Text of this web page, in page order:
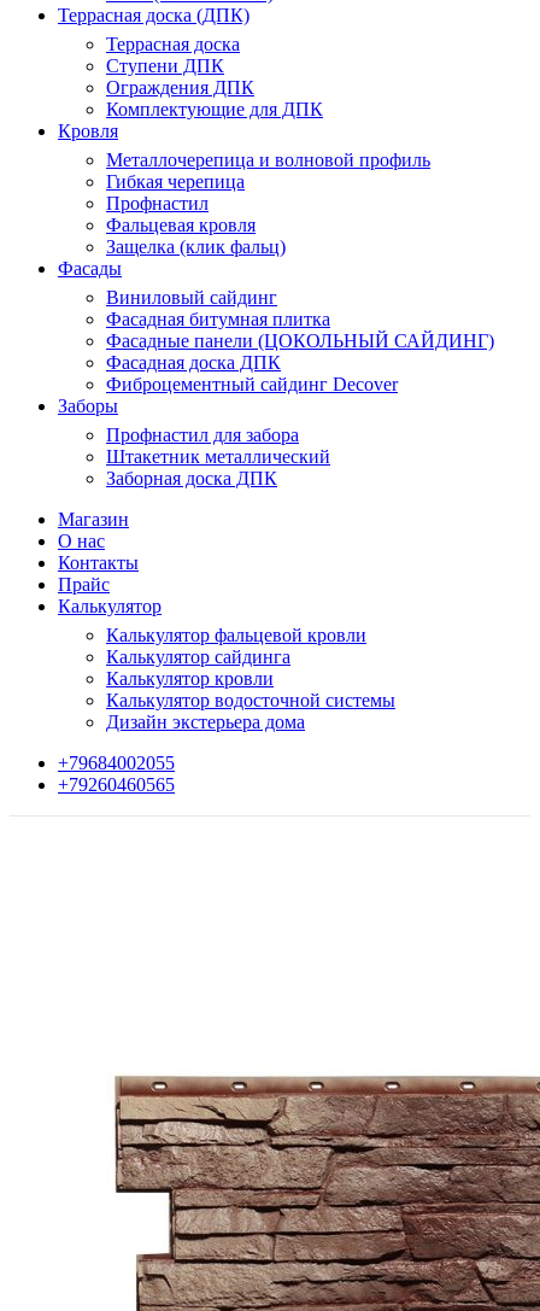
Террасная доска (ДПК)
Террасная доска
Ступени ДПК
Ограждения ДПК
Комплектующие для ДПК
Кровля
Металлочерепица и волновой профиль
Гибкая черепица
Профнастил
Фальцевая кровля
Защелка (клик фальц)
Фасады
Виниловый сайдинг
Фасадная битумная плитка
Фасадные панели (ЦОКОЛЬНЫЙ САЙДИНГ)
Фасадная доска ДПК
Фиброцементный сайдинг Decover
Заборы
Профнастил для забора
Штакетник металлический
Заборная доска ДПК
Магазин
О нас
Контакты
Прайс
Калькулятор
Калькулятор фальцевой кровли
Калькулятор сайдинга
Калькулятор кровли
Калькулятор водосточной системы
Дизайн экстерьера дома
+79684002055
+79260460565